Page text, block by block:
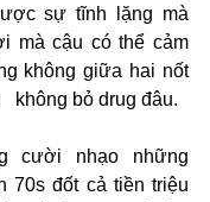
sự tĩnh lặng mà
mà cậu có thể cảm
không giữa hai nốt
không bỏ drug đâu.
cười nhạo những
70s đốt cả tiền triệu